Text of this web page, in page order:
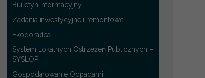
Biuletyn Informacyjny
Zadania inwestycyjne i remontowe
Ekodoradca
System Lokalnych Ostrzeżeń Publicznych –
SYSLOP
Gospodarowanie Odpadami